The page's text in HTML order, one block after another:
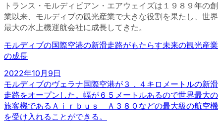
トランス・モルディビアン・エアウェイズは１９８９年の創
業以来、モルディブの観光産業で大きな役割を果たし、世界
最大の水上機運航会社に成長してきた。
モルディブの国際空港の新滑走路がもたらす未来の観光産業
の成長
2022年10月9日
モルディブのヴェラナ国際空港が３．４キロメートルの新滑
走路をオープンした。幅が６５メートルあるので世界最大の
旅客機であるＡｉｒｂｕｓ Ａ３８０などの最大級の航空機
を受け入れることができる。